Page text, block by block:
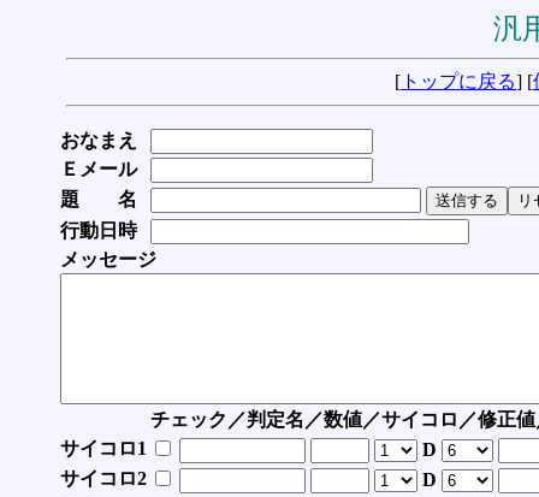
汎
[ トップに戻る] [
おなまえ
Ｅメール
題 名
行動日時
メッセージ
チェック／判定名／数値／サイコロ／修正
サイコロ1
D
サイコロ2
D